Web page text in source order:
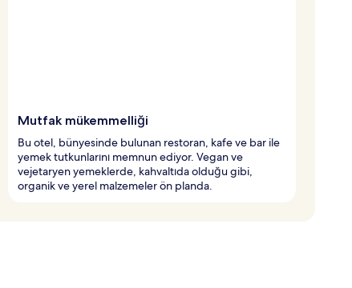
Mutfak mükemmelliği
Bu otel, bünyesinde bulunan restoran, kafe ve bar ile
yemek tutkunlarını memnun ediyor. Vegan ve
vejetaryen yemeklerde, kahvaltıda olduğu gibi,
organik ve yerel malzemeler ön planda.